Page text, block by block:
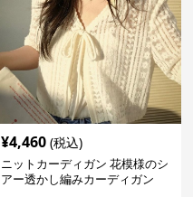
¥4,460 (税込)
ニットカーディガン 花模様のシ
アー透かし編みカーディガン